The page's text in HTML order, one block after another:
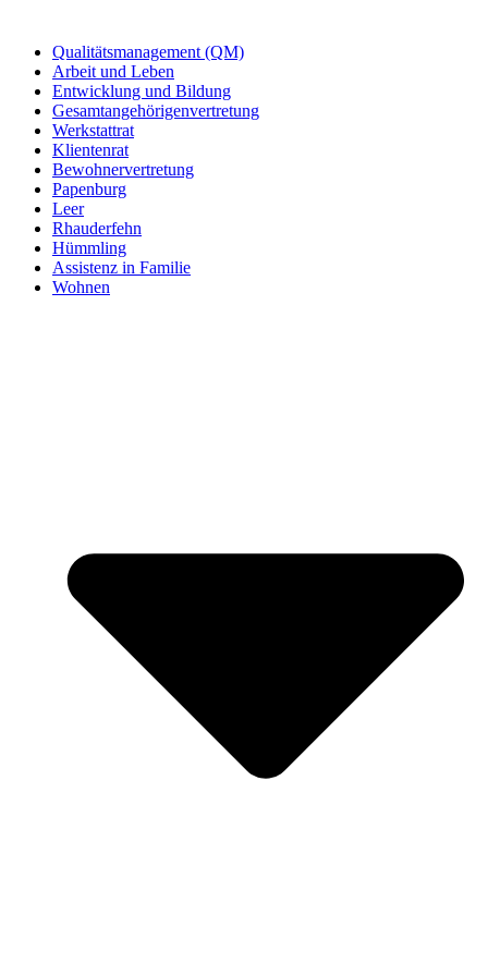
Qualitätsmanagement (QM)
Arbeit und Leben
Entwicklung und Bildung
Gesamtangehörigenvertretung
Werkstattrat
Klientenrat
Bewohnervertretung
Papenburg
Leer
Rhauderfehn
Hümmling
Assistenz in Familie
Wohnen